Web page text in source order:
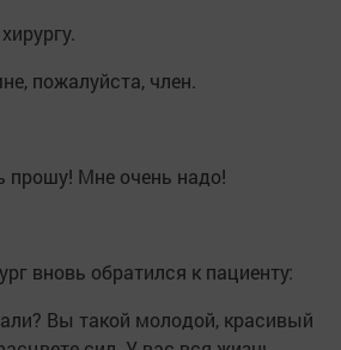
пожалуйста, член.
прошу! Мне очень надо!
вновь обратился к пациенту:
Вы такой молодой, красивый